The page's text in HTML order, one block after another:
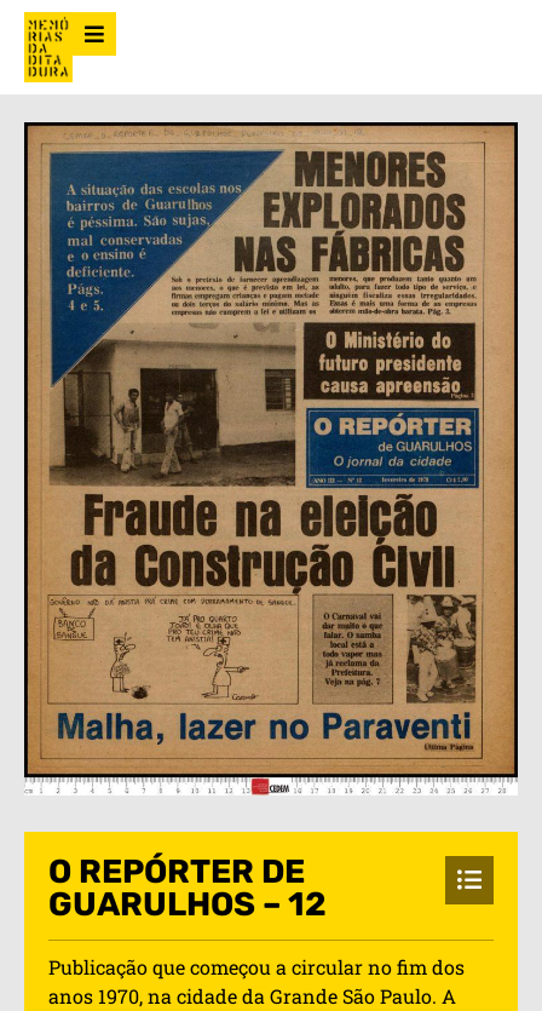
O REPÓRTER DE
GUARULHOS – 12
Publicação que começou a circular no fim dos
anos 1970, na cidade da Grande São Paulo. A